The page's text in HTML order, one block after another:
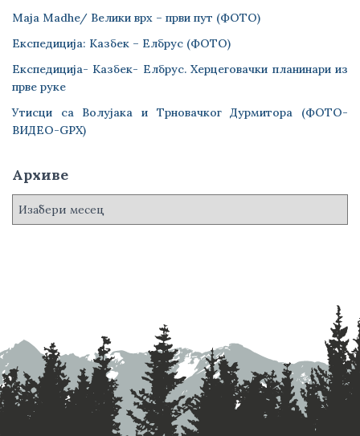
Maja Madhe/ Велики врх – први пут (ФОТО)
Експедиција: Казбек – Елбрус (ФОТО)
Експедиција- Казбек- Елбрус. Херцеговачки планинари из
прве руке
Утисци са Волујака и Трновачког Дурмитора (ФОТО-
ВИДЕО-GPX)
Архиве
А